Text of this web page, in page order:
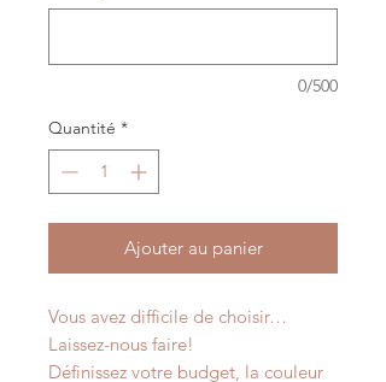
0/500
Quantité *
Ajouter au panier
Vous avez difficile de choisir…
Laissez-nous faire!
Définissez votre budget, la couleur